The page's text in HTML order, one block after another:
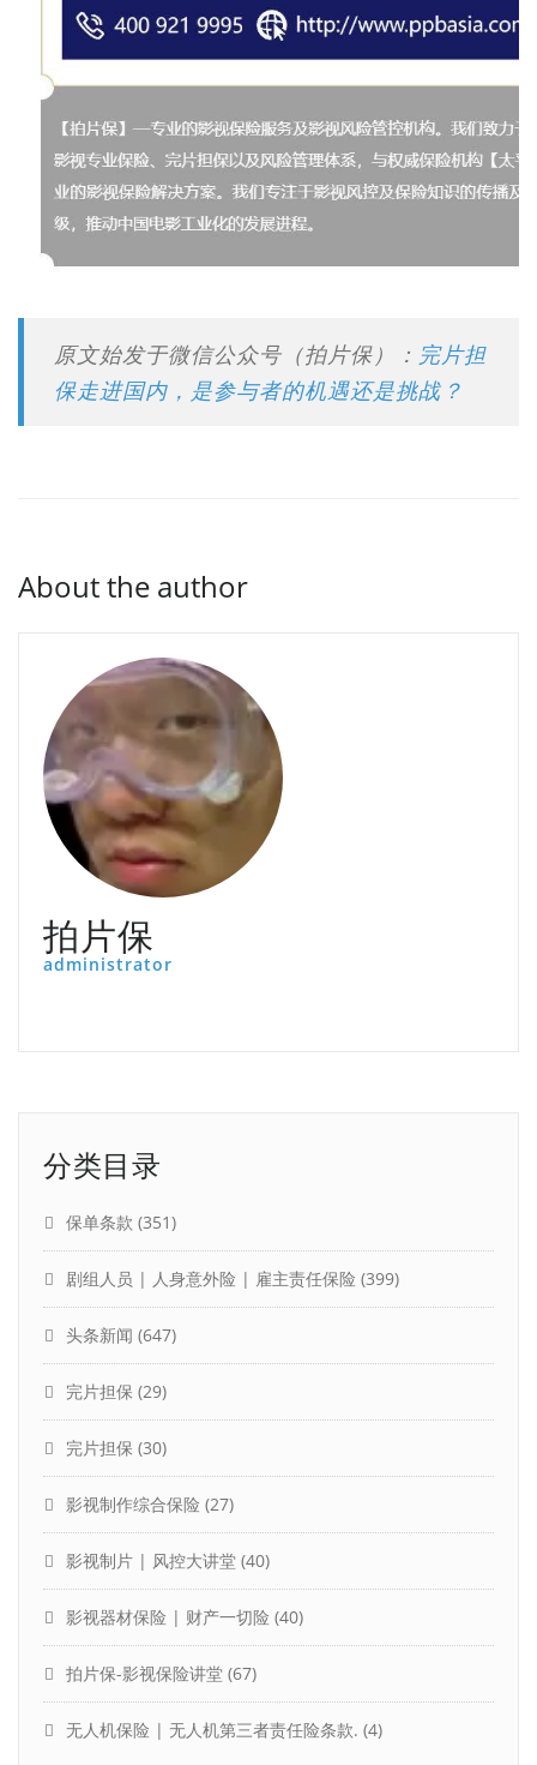
原文始发于微信公众号（拍片保）： 完片担
保走进国内，是参与者的机遇还是挑战？
About the author
拍片保
administrator
分类目录
保单条款 (351)
剧组人员 | 人身意外险 | 雇主责任保险 (399)
头条新闻 (647)
完片担保 (29)
完片担保 (30)
影视制作综合保险 (27)
影视制片 | 风控大讲堂 (40)
影视器材保险 | 财产一切险 (40)
拍片保-影视保险讲堂 (67)
无人机保险 | 无人机第三者责任险条款. (4)